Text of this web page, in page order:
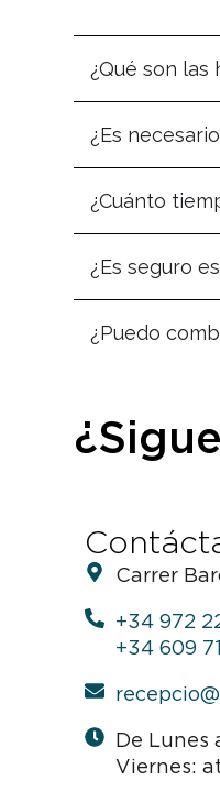
¿Qué son las
¿Es
¿Cuánto
¿Es seguro
¿Puedo
Carrer
+34 972
+34 609
De Lunes
Viernes: